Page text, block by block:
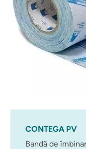
CONTEGA PV
Bandă de